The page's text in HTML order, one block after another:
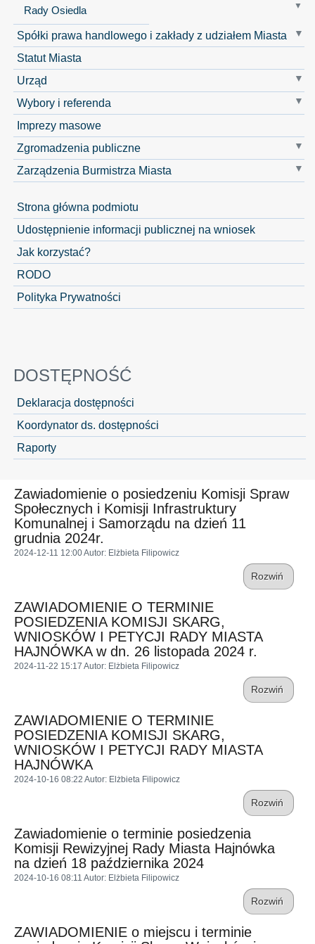
Rady Osiedla
Spółki prawa handlowego i zakłady z udziałem Miasta
Statut Miasta
Urząd
Wybory i referenda
Imprezy masowe
Zgromadzenia publiczne
Zarządzenia Burmistrza Miasta
Strona główna podmiotu
Udostępnienie informacji publicznej na wniosek
Jak korzystać?
RODO
Polityka Prywatności
DOSTĘPNOŚĆ
Deklaracja dostępności
Koordynator ds. dostępności
Raporty
Zawiadomienie o posiedzeniu Komisji Spraw
Społecznych i Komisji Infrastruktury
Komunalnej i Samorządu na dzień 11
grudnia 2024r.
2024-12-11 12:00Autor: Elżbieta Filipowicz
Rozwiń
ZAWIADOMIENIE O TERMINIE
POSIEDZENIA KOMISJI SKARG,
WNIOSKÓW I PETYCJI RADY MIASTA
HAJNÓWKA w dn. 26 listopada 2024 r.
2024-11-22 15:17 Autor: Elżbieta Filipowicz
Rozwiń
ZAWIADOMIENIE O TERMINIE
POSIEDZENIA KOMISJI SKARG,
WNIOSKÓW I PETYCJI RADY MIASTA
HAJNÓWKA
2024-10-16 08:22 Autor: Elżbieta Filipowicz
Rozwiń
Zawiadomienie o terminie posiedzenia
Komisji Rewizyjnej Rady Miasta Hajnówka
na dzień 18 października 2024
2024-10-16 08:11 Autor: Elżbieta Filipowicz
Rozwiń
ZAWIADOMIENIE o miejscu i terminie